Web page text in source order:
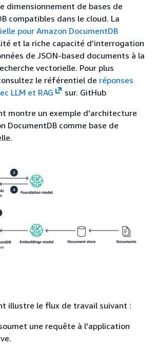
dimensionnement de bases de
compatibles dans le cloud. La
pour Amazon DocumentDB
et la riche capacité d'interrogation
de JSON-based documents à la
vectorielle. Pour plus
le référentiel de réponses
LLM et RAG
sur. GitHub
montre un exemple d'architecture
DocumentDB comme base de
illustre le flux de travail suivant :
une requête à l'application